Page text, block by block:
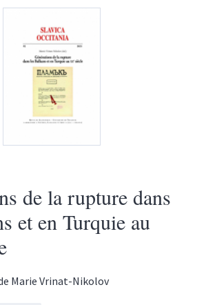
de la rupture dans
et en Turquie au
Marie Vrinat-Nikolov